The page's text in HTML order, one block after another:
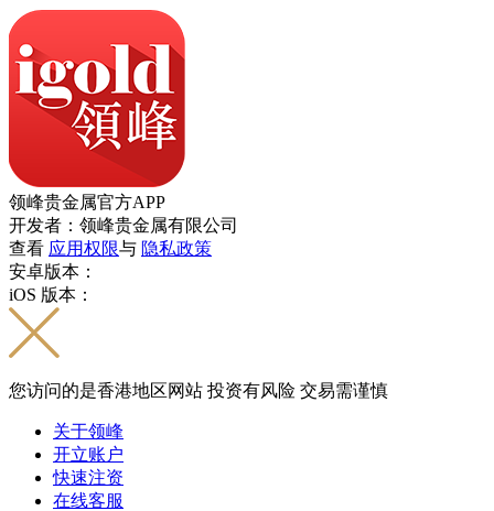
领峰贵金属官方APP
开发者：领峰贵金属有限公司
查看 应用权限与 隐私政策
安卓版本：
iOS 版本：
您访问的是香港地区网站 投资有风险 交易需谨慎
关于领峰
开立账户
快速注资
在线客服